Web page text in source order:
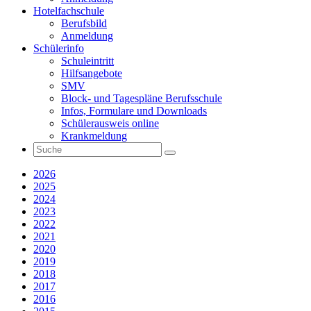
Hotelfachschule
Berufsbild
Anmeldung
Schülerinfo
Schuleintritt
Hilfsangebote
SMV
Block- und Tagespläne Berufsschule
Infos, Formulare und Downloads
Schülerausweis online
Krankmeldung
2026
2025
2024
2023
2022
2021
2020
2019
2018
2017
2016